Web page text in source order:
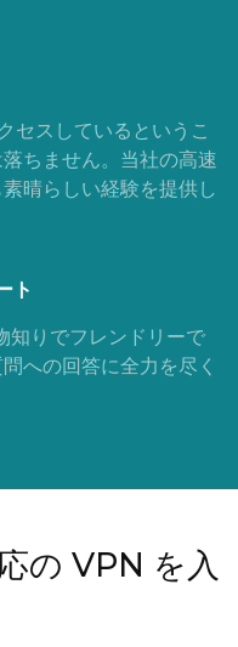
セスしているというこ
ちません。当社の高速
晴らしい経験を提供し
ト
知りでフレンドリーで
への回答に全力を尽く
の VPN を入